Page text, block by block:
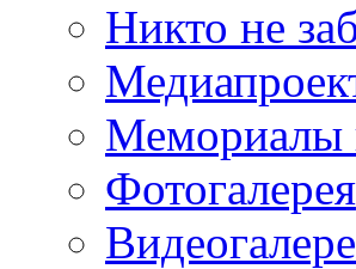
Никто не
Мемориалы
Фотогалерея